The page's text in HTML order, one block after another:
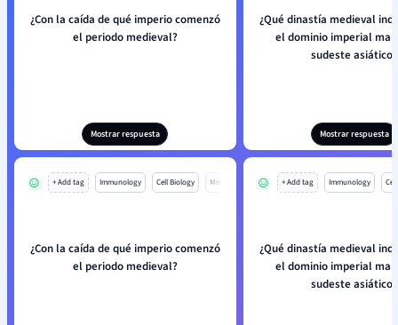
¿Con la caída de qué imperio comenzó
el periodo medieval?
Mostrar respuesta
¿Qué dinastía medieval
el dominio imperial
sudeste asiático?
Mostrar respuesta
+ Add tag Immunology Cell Biology Mo
¿Con la caída de qué imperio comenzó
el periodo medieval?
+ Add tag Immunology
¿Qué dinastía medieval
el dominio imperial
sudeste asiático?